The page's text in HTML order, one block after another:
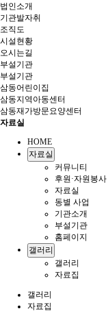
법인소개
기관발자취
조직도
시설현황
오시는길
부설기관
부설기관
삼동어린이집
삼동지역아동센터
삼동재가방문요양센터
자료실
HOME
자료실
커뮤니티
후원·자원봉사
자료실
동별 사업
기관소개
부설기관
홈페이지
갤러리
갤러리
자료집
갤러리
자료집